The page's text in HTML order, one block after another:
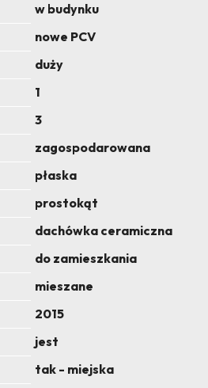
w budynku
nowe PCV
duży
1
3
zagospodarowana
płaska
prostokąt
dachówka ceramiczna
do zamieszkania
mieszane
2015
jest
tak - miejska